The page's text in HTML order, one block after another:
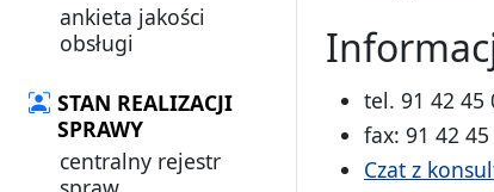
ankieta jakości
obsługi
STAN REALIZACJI
SPRAWY
centralny rejestr
tel. 91 42 45
fax: 91 42
Czat z